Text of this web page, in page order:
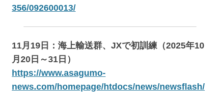
356/092600013/
11月19日：海上輸送群、JXで初訓練（2025年10
月20日～31日）
https://www.asagumo-
news.com/homepage/htdocs/news/newsflash/